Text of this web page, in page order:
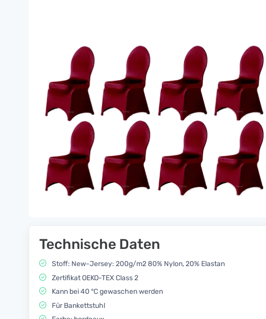
Technische Daten
Stoff: New-Jersey: 200g/m2 80% Nylon, 20% Elastan
Zertifikat OEKO-TEX Class 2
Kann bei 40 °C gewaschen werden
Für Bankettstuhl